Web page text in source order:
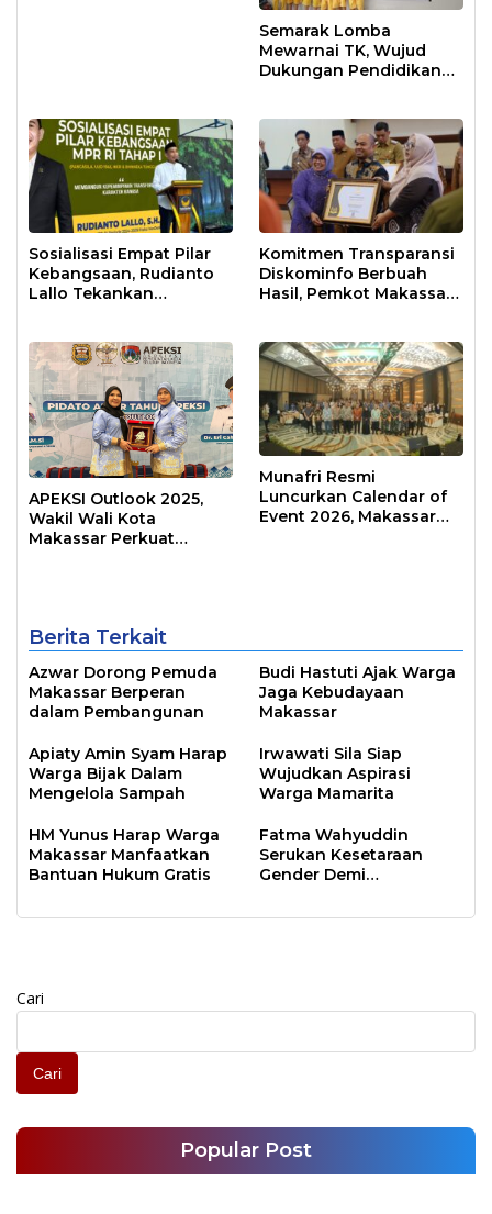
Semarak Lomba
Mewarnai TK, Wujud
Dukungan Pendidikan
Sosialisasi Empat Pilar
Kebangsaan, Rudianto
Lallo Tekankan
Komitmen Transparansi
Diskominfo Berbuah
Hasil, Pemkot Makassar
APEKSI Outlook 2025,
Wakil Wali Kota
Makassar Perkuat
Munafri Resmi
Luncurkan Calendar of
Event 2026, Makassar
Berita Terkait
Azwar Dorong Pemuda
Makassar Berperan
dalam Pembangunan
Budi Hastuti Ajak Warga
Jaga Kebudayaan
Makassar
Apiaty Amin Syam Harap
Warga Bijak Dalam
Mengelola Sampah
Irwawati Sila Siap
Wujudkan Aspirasi
Warga Mamarita
HM Yunus Harap Warga
Makassar Manfaatkan
Bantuan Hukum Gratis
Fatma Wahyuddin
Serukan Kesetaraan
Gender Demi
Cari
Cari
Popular Post